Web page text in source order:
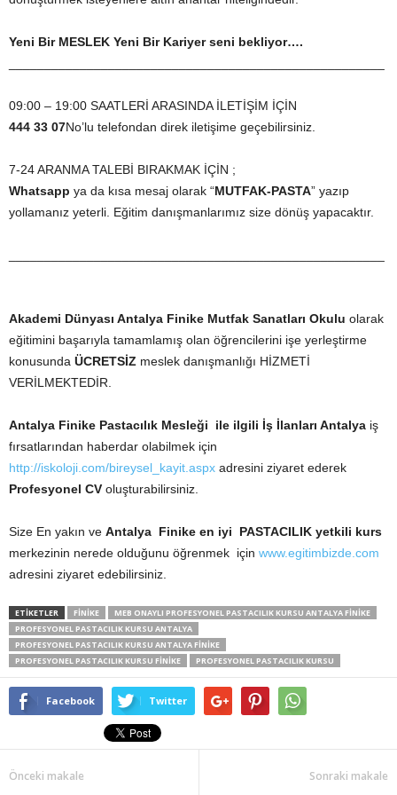
Yeni Bir MESLEK Yeni Bir Kariyer seni bekliyor….
09:00 – 19:00 SAATLERİ ARASINDA İLETİŞİM İÇİN
444 33 07No’lu telefondan direk iletişime geçebilirsiniz.
7-24 ARANMA TALEBİ BIRAKMAK İÇİN ;
Whatsapp ya da kısa mesaj olarak “MUTFAK-PASTA” yazıp
yollamanız yeterli. Eğitim danışmanlarımız size dönüş yapacaktır.
Akademi Dünyası Antalya Finike Mutfak Sanatları Okulu olarak
eğitimini başarıyla tamamlamış olan öğrencilerini işe yerleştirme
konusunda ÜCRETSİZ meslek danışmanlığı HİZMETİ
VERİLMEKTEDİR.
Antalya Finike Pastacılık Mesleği ile ilgili İş İlanları Antalya iş
fırsatlarından haberdar olabilmek için
http://iskoloji.com/bireysel_kayit.aspx adresini ziyaret ederek
Profesyonel CV oluşturabilirsiniz.
Size En yakın ve Antalya Finike en iyi PASTACILIK yetkili kurs
merkezinin nerede olduğunu öğrenmek için www.egitimbizde.com
adresini ziyaret edebilirsiniz.
ETİKETLER FINIKE
MEB ONAYLI PROFESYONEL PASTACILIK KURSU ANTALYA FINIKE
PROFESYONEL PASTACILIK KURSU ANTALYA
PROFESYONEL PASTACILIK KURSU ANTALYA FINIKE
PROFESYONEL PASTACILIK KURSU FINIKE
PROFESYONEL PASTACILIK KURSU
Facebook Twitter
Önceki makale Sonraki makale